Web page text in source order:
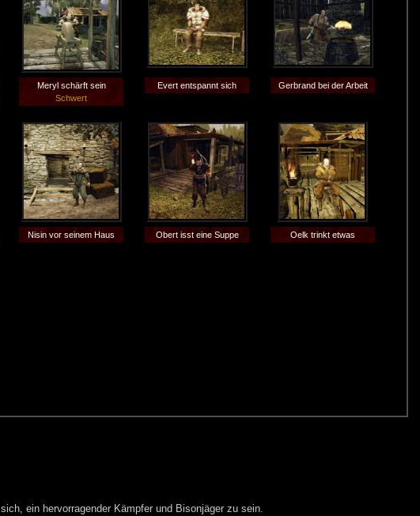
Meryl schärft sein
Schwert
Evert entspannt sich Gerbrand bei der Arbeit
Nisin vor seinem Haus Obert isst eine Suppe Oelk trinkt etwas
ein hervorragender Kämpfer und Bisonjäger zu sein.